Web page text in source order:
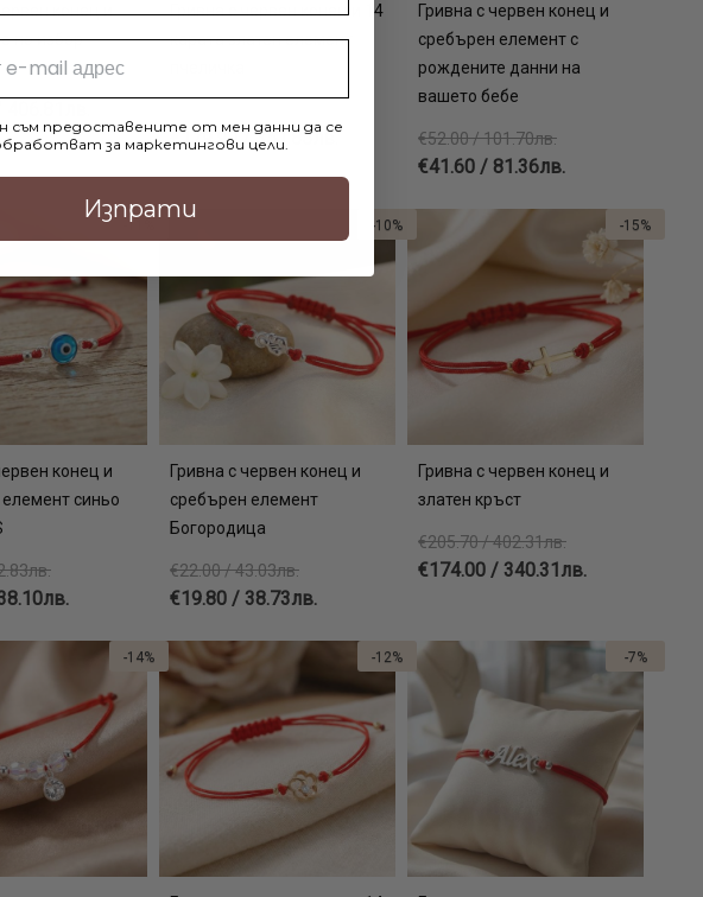
конец и
по избор
Гривна с червен конец и 14
карата златен елемент
€179.90 / 351.85лв.
Гривна с червен конец и
сребърен елемент с
рождените данни на
вашето бебе
€52.00 / 101.70лв.
€41.60 / 81.36лв.
конец и
синьо
-11%
Гривна с червен конец и
сребърен елемент
Богородица
€22.00 / 43.03лв.
€19.80 / 38.73лв.
-10%
Гривна с червен конец и
златен кръст
€205.70 / 402.31лв.
€174.00 / 340.31лв.
-15%
-14% -12% -7%
съм предоставените от мен данни да се
за маркетингови цели.
Изпрати